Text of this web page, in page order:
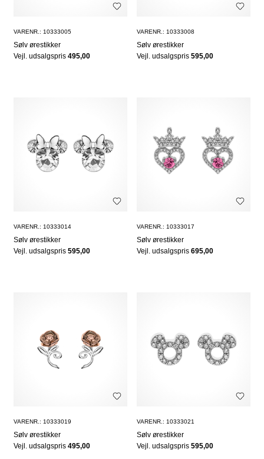
VARENR.: 10333005
Sølv ørestikker
Vejl. udsalgspris 495,00
VARENR.: 10333008
Sølv ørestikker
Vejl. udsalgspris595,00
VARENR.: 10333014
Sølv ørestikker
Vejl. udsalgspris 595,00
VARENR.: 10333017
Sølv ørestikker
Vejl. udsalgspris695,00
VARENR.: 10333019
Sølv ørestikker
Vejl. udsalgspris 495,00
VARENR.: 10333021
Sølv ørestikker
Vejl. udsalgspris595,00